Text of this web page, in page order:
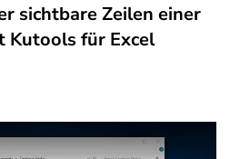
sichtbare Zeilen einer
für Excel